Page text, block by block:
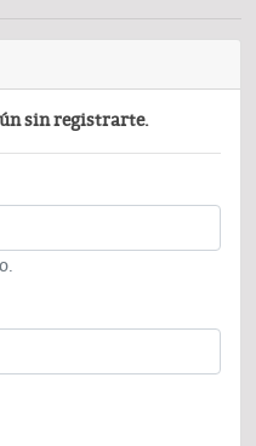
sin registrarte.